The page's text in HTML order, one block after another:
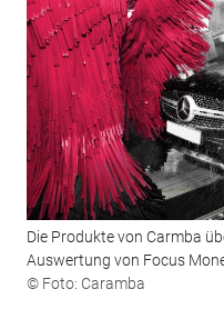
Die Produkte von Carmba
Auswertung von Focus
© Foto: Caramba